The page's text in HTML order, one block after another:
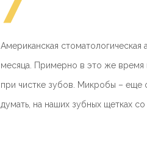
Американская
месяца. Примерно в это же время
при чистке зубов. Микробы – еще
думать, на наших зубных щетках